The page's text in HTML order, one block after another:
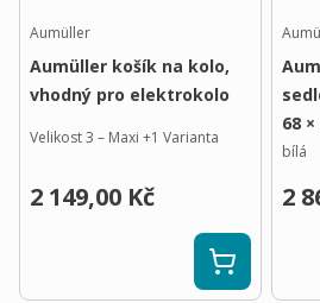
Aumüller
Aumüller košík na kolo,
vhodný pro elektrokolo
Velikost 3 – Maxi +1 Varianta
2 149,00 Kč
68
bílá
2